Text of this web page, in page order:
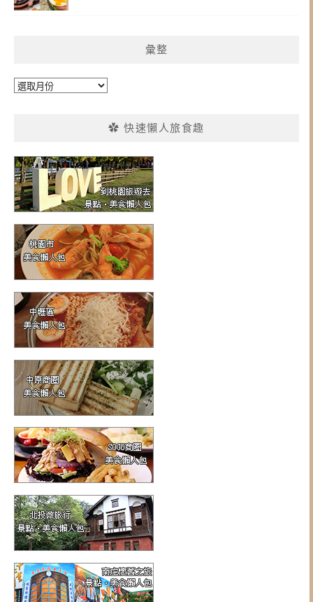
彙整
彙
✿ 快速懶人旅食趣